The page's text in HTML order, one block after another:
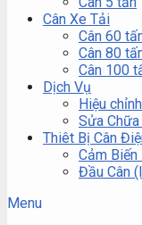
Cân Xe Tải
Cân 60
Cân 80
Cân 100
Dịch Vụ
Hiệu
Sửa
Thiêt Bị Cân
Cảm
Đầu Cân
Menu